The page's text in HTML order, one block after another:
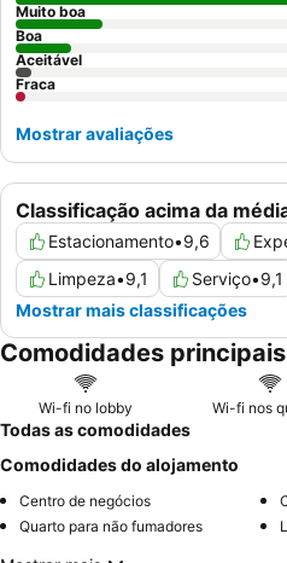
opções sem glúten. Para uma
hóspedes são aconselhados a
jardim.
Classificação acima da
Estacionamento•9,6
Limpeza•9,1 Serviço•9,1
Mostrar mais classificações
Muito boa
Boa
Aceitável
Fraca
Mostrar avaliações
Comodidades
Wi-fi no lobby Wi-fi nos
Todas as comodidades
Comodidades do alojamento
Centro de negócios
Quarto para não fumadores